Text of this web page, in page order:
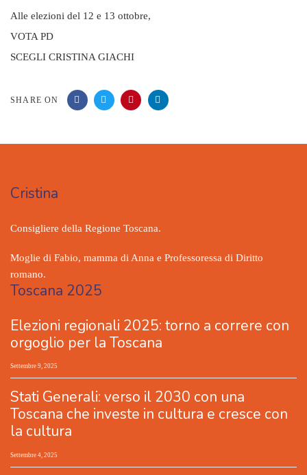
Alle elezioni del 12 e 13 ottobre,
VOTA PD
SCEGLI CRISTINA GIACHI
SHARE ON
Cristina
Consigliere della Regione Toscana.
Moglie di Fabio, mamma di Anna e Professoressa di Diritto
romano.
Toscana 2025
Elezioni regionali 2025: torno a correre con
orgoglio per la Toscana
Settembre 9, 2025
Stati Generali: verso il 2030 con una
Toscana che investe in cultura e cresce con
la cultura
Settembre 4, 2025